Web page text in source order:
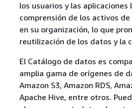
los usuarios y las aplicaciones
comprensión de los activos
en su organización, lo que
reutilización de los datos y la
El Catálogo de datos es
amplia gama de orígenes de
Amazon S3, Amazon RDS,
Apache Hive, entre otros.